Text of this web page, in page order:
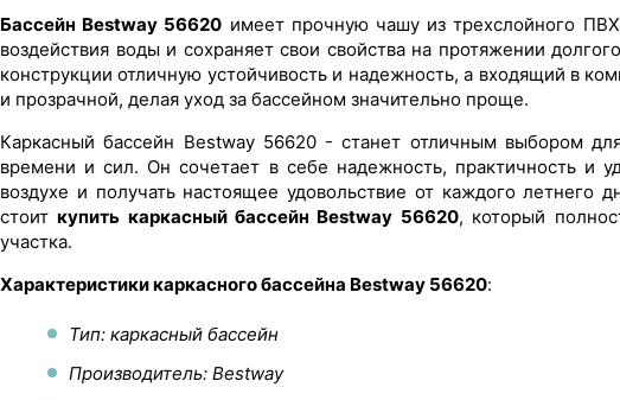
Бассейн Bestway 56620 имеет прочную чашу из трехслойного
воздействия воды и сохраняет свои свойства на протяжении
конструкции отличную устойчивость и надежность, а входящий в
и прозрачной, делая уход за бассейном значительно проще.
Каркасный бассейн Bestway 56620 - станет отличным выбором
времени и сил. Он сочетает в себе надежность, практичность и
воздухе и получать настоящее удовольствие от каждого
стоиткупить каркасный бассейн Bestway 56620, который
участка.
Характеристики каркасного бассейна Bestway 56620:
Тип: каркасный бассейн
Производитель: Bestway